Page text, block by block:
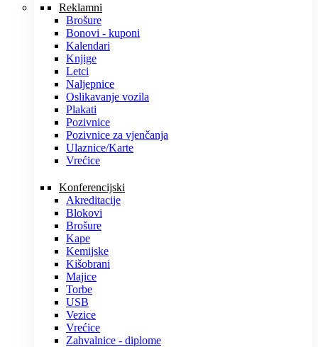
Reklamni
Brošure
Bonovi - kuponi
Kalendari
Knjige
Letci
Naljepnice
Oslikavanje vozila
Plakati
Pozivnice
Pozivnice za vjenčanja
Ulaznice/Karte
Vrećice
Konferencijski
Akreditacije
Blokovi
Brošure
Kape
Kemijske
Kišobrani
Majice
Torbe
USB
Vezice
Vrećice
Zahvalnice - diplome